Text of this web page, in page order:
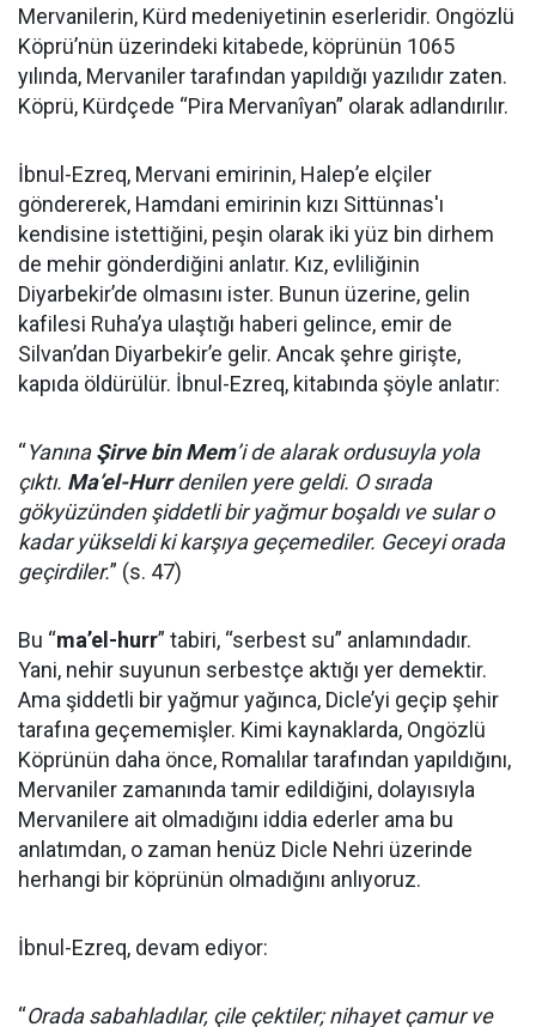
Mervanilerin, Kürd medeniyetinin eserleridir. Ongözlü
Köprü’nün üzerindeki kitabede, köprünün 1065
yılında, Mervaniler tarafından yapıldığı yazılıdır zaten.
Köprü, Kürdçede “Pira Mervanîyan” olarak adlandırılır.
İbnul-Ezreq, Mervani emirinin, Halep’e elçiler
göndererek, Hamdani emirinin kızı Sittünnas'ı
kendisine istettiğini, peşin olarak iki yüz bin dirhem
de mehir gönderdiğini anlatır. Kız, evliliğinin
Diyarbekir’de olmasını ister. Bunun üzerine, gelin
kafilesi Ruha’ya ulaştığı haberi gelince, emir de
Silvan’dan Diyarbekir’e gelir. Ancak şehre girişte,
kapıda öldürülür. İbnul-Ezreq, kitabında şöyle anlatır:
“YanınaŞirve bin Mem’i de alarak ordusuyla yola
çıktı. Ma’el-Hurrdenilen yere geldi. O sırada
gökyüzünden şiddetli bir yağmur boşaldı ve sular o
kadar yükseldi ki karşıya geçemediler. Geceyi orada
geçirdiler.” (s. 47)
Bu “ma’el-hurr” tabiri, “serbest su” anlamındadır.
Yani, nehir suyunun serbestçe aktığı yer demektir.
Ama şiddetli bir yağmur yağınca, Dicle’yi geçip şehir
tarafına geçememişler. Kimi kaynaklarda, Ongözlü
Köprünün daha önce, Romalılar tarafından yapıldığını,
Mervaniler zamanında tamir edildiğini, dolayısıyla
Mervanilere ait olmadığını iddia ederler ama bu
anlatımdan, o zaman henüz Dicle Nehri üzerinde
herhangi bir köprünün olmadığını anlıyoruz.
İbnul-Ezreq, devam ediyor:
“Orada sabahladılar, çile çektiler; nihayet çamur ve